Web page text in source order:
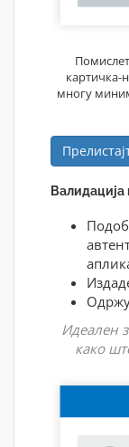
картичка-
многу
Валидација
Идеален
како